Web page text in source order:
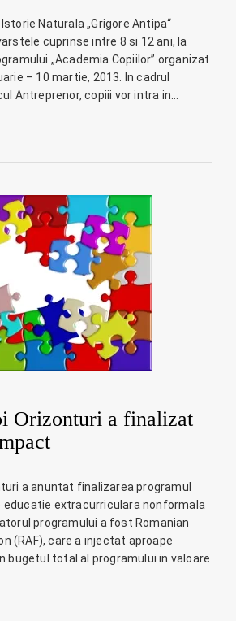
Naturala „Grigore Antipa“
cuprinse intre 8 si 12 ani, la
„Academia Copiilor” organizat
– 10 martie, 2013. In cadrul
Antreprenor, copiii vor intra in…
Orizonturi a finalizat
a anuntat finalizarea programul
educatie extracurriculara nonformala
programului a fost Romanian
(RAF), care a injectat aproape
bugetul total al programului in valoare